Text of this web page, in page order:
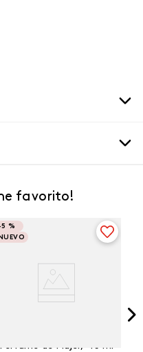
favorito!
5 %
NUEVO
Perfume de Mujer, 45 ml